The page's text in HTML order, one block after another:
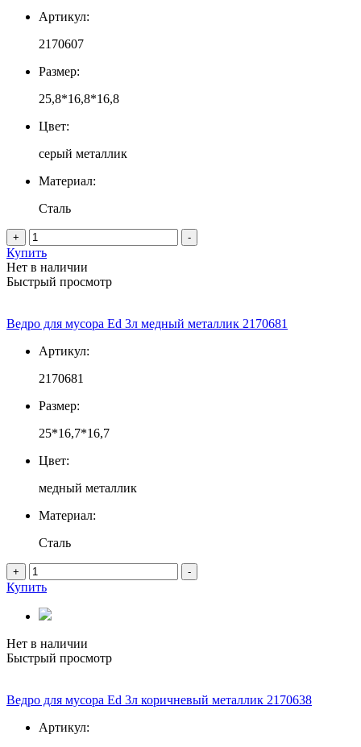
Артикул:
2170607
Размер:
25,8*16,8*16,8
Цвет:
серый металлик
Материал:
Сталь
+ -
Купить
Нет в наличии
Быстрый просмотр
Ведро для мусора Ed 3л медный металлик 2170681
Артикул:
2170681
Размер:
25*16,7*16,7
Цвет:
медный металлик
Материал:
Сталь
+ -
Купить
Нет в наличии
Быстрый просмотр
Ведро для мусора Ed 3л коричневый металлик 2170638
Артикул: